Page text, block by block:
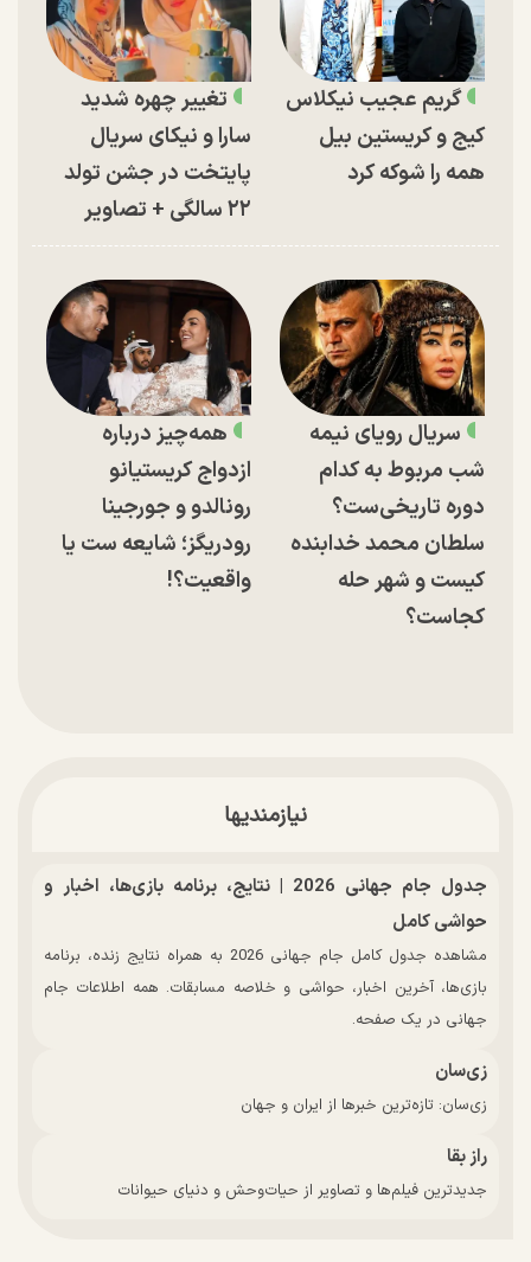
گریم عجیب نیکلاس
کیج و کریستین بیل
همه را شوکه کرد
تغییر چهره شدید
سارا و نیکای سریال
پایتخت در جشن تولد
۲۲ سالگی + تصاویر
سریال رویای نیمه
شب مربوط به کدام
دوره تاریخی‌ست؟
سلطان محمد خدابنده
کیست و شهر حله
کجاست؟
همه‌چیز درباره
ازدواج کریستیانو
رونالدو و جورجینا
رودریگز؛ شایعه ست یا
واقعیت؟!
نیازمندیها
جدول جام جهانی 2026 | نتایج، برنامه بازی‌ها، اخبار و
حواشی کامل
مشاهده جدول کامل جام جهانی 2026 به همراه نتایج زنده، برنامه
بازی‌ها، آخرین اخبار، حواشی و خلاصه مسابقات. همه اطلاعات جام
جهانی در یک صفحه.
زی‌سان
زی‌سان: تازه‌ترین خبرها از ایران و جهان
راز بقا
جدیدترین فیلم‌ها و تصاویر از حیات‌وحش و دنیای حیوانات